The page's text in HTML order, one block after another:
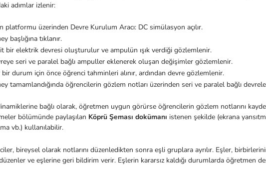
adımlar izlenir:
platformu üzerinden Devre Kurulum Aracı: DC simülasyon açılır.
başlığına tıklanır.
bir elektrik devresi oluşturulur ve ampulün ışık verdiği gözlemlenir.
seri ve paralel bağlı ampuller eklenerek oluşan değişimler gözlemlenir.
bir durum için önce öğrenci tahminleri alınır, ardından devre gözlemlenir.
tamamlandığında öğrencilerin gözlem notları üzerinden seri ve paralel bağlı
bağlı olarak, öğretmen uygun görürse öğrencilerin gözlem notlarını
bölümünde paylaşılan Köprü Şeması dokümanı istenen şekilde (ekrana
vb.) kullanılabilir.
bireysel olarak notlarını düzenledikten sonra eşli gruplara ayrılır. Eşler,
ve eşlerine geri bildirim verir. Eşlerin kararsız kaldığı durumlarda öğretmen